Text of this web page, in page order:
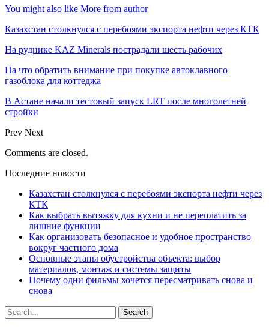
You might also like More from author
Казахстан столкнулся с перебоями экспорта нефти через КТК
На руднике KAZ Minerals пострадали шесть рабочих
На что обратить внимание при покупке автоклавного
газоблока для коттеджа
В Астане начали тестовый запуск LRT после многолетней
стройки
Prev Next
Comments are closed.
Последние новости
Казахстан столкнулся с перебоями экспорта нефти через
КТК
Как выбрать вытяжку для кухни и не переплатить за
лишние функции
Как организовать безопасное и удобное пространство
вокруг частного дома
Основные этапы обустройства объекта: выбор
материалов, монтаж и системы защиты
Почему одни фильмы хочется пересматривать снова и
снова